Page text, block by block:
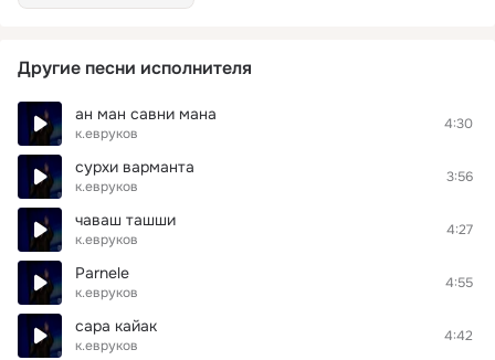
Другие песни исполнителя
ан ман савни мана
к.евруков
4:30
сурхи варманта
к.евруков
3:56
чаваш ташши
к.евруков
4:27
Parnele
к.евруков
4:55
сара кайак
к.евруков
4:42